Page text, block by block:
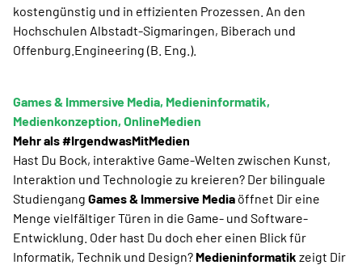
kostengünstig und in effizienten Prozessen. An den
Hochschulen Albstadt-Sigmaringen, Biberach und
Offenburg.Engineering (B. Eng.).
Games & Immersive Media, Medieninformatik,
Medienkonzeption, OnlineMedien
Mehr als #IrgendwasMitMedien
Hast Du Bock, interaktive Game-Welten zwischen Kunst,
Interaktion und Technologie zu kreieren? Der bilinguale
Studiengang Games & Immersive Media öffnet Dir eine
Menge vielfältiger Türen in die Game- und Software-
Entwicklung. Oder hast Du doch eher einen Blick für
Informatik, Technik und Design? Medieninformatik zeigt Dir